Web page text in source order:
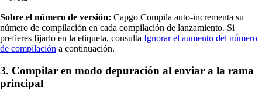
Sobre el número de versión: Capgo Compila auto-incrementa su
número de compilación en cada compilación de lanzamiento. Si
prefieres fijarlo en la etiqueta, consulta Ignorar el aumento del número
de compilación a continuación.
3. Compilar en modo depuración al enviar a la rama
principal